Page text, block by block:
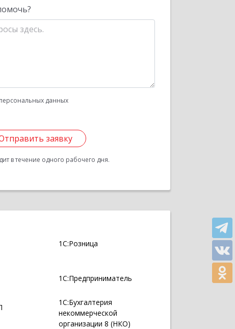
персональных данных
заявку
в течение одного рабочего дня.
1С:Розница
1С:Предприниматель
1С:Бухгалтерия
некоммерческой
организации 8 (НКО)